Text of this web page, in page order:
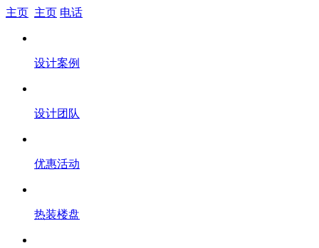
主页 主页 电话
设计案例
设计团队
优惠活动
热装楼盘